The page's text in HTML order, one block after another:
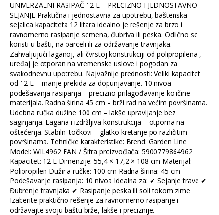
UNIVERZALNI RASIPAČ 12 L – PRECIZNO I JEDNOSTAVNO
SEJANJE Praktična i jednostavna za upotrebu, baštenska
sejalica kapaciteta 12 litara idealno je rešenje za brzo i
ravnomerno rasipanje semena, đubriva ili peska. Odlično se
koristi u bašti, na parceli ili za održavanje travnjaka.
Zahvaljujući laganoj, ali čvrstoj konstrukciji od polipropilena ,
uređaj je otporan na vremenske uslove i pogodan za
svakodnevnu upotrebu. Najvažnije prednosti: Veliki kapacitet
od 12 L – manje prekida za dopunjavanje. 10 nivoa
podešavanja rasipanja – precizno prilagođavanje količine
materijala. Radna širina 45 cm – brži rad na većim površinama.
Udobna ručka dužine 100 cm – lakše upravljanje bez
saginjanja. Lagana i izdržljiva konstrukcija – otporna na
oštećenja. Stabilni točkovi – glatko kretanje po različitim
površinama. Tehničke karakteristike: Brend: Garden Line
Model: WIL4962 EAN / Šifra proizvođača: 5900779864962
Kapacitet: 12 L Dimenzije: 55,4 × 17,2 × 108 cm Materijal:
Polipropilen Dužina ručke: 100 cm Radna širina: 45 cm
Podešavanje rasipanja: 10 nivoa Idealna za: ✔ Sejanje trave ✔
Đubrenje travnjaka ✔ Rasipanje peska ili soli tokom zime
Izaberite praktično rešenje za ravnomerno rasipanje i
održavajte svoju baštu brže, lakše i preciznije.